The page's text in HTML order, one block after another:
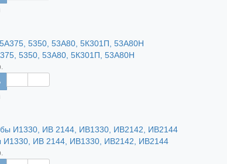
5350, 53А80, 5К301П, 53А80Н
И1330, ИВ 2144, ИВ1330, ИВ2142, ИВ2144